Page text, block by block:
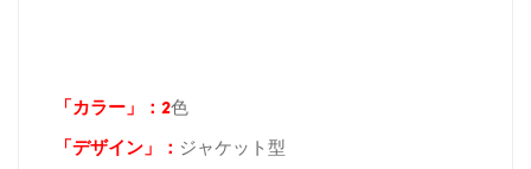
「カラー」：2色
「デザイン」
： ジャケット型